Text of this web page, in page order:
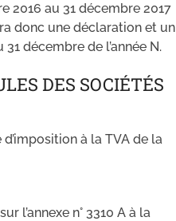
2016 au 31 décembre 2017
donc une déclaration et un
décembre de l’année N.
DES SOCIÉTÉS
à la TVA de la
l’annexe n° 3310 A à la